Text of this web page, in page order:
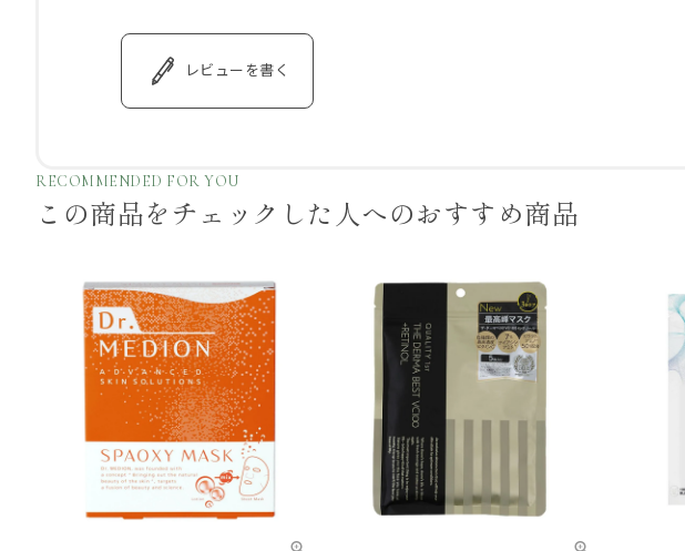
レビューを書く
RECOMMENDED FOR YOU
この商品をチェックした 人へのおすすめ商品